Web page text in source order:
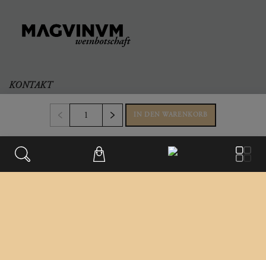
IN DEN WARENKORB
KONTAKT
Büro & Firmensitz
Weinberggasse 2
,Langenlois
Austria
+43 699/181 241 41
office@magvinum.com